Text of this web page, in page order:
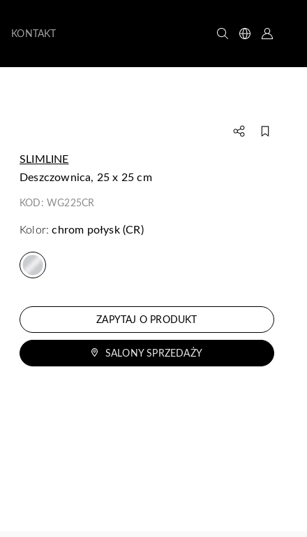
KONTAKT
SLIMLINE
deszczownica, 25 x 25 cm
KOD: WG225CR
Kolor: chrom połysk (CR)
ZAPYTAJ O PRODUKT
SALONY SPRZEDAŻY